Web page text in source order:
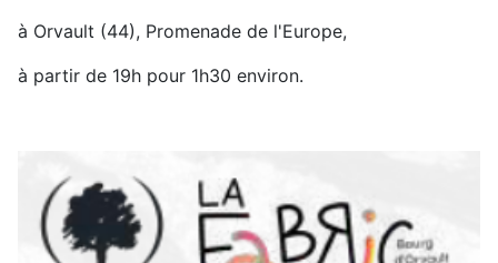
à Orvault (44), Promenade de l'Europe,
à partir de 19h pour 1h30 environ.